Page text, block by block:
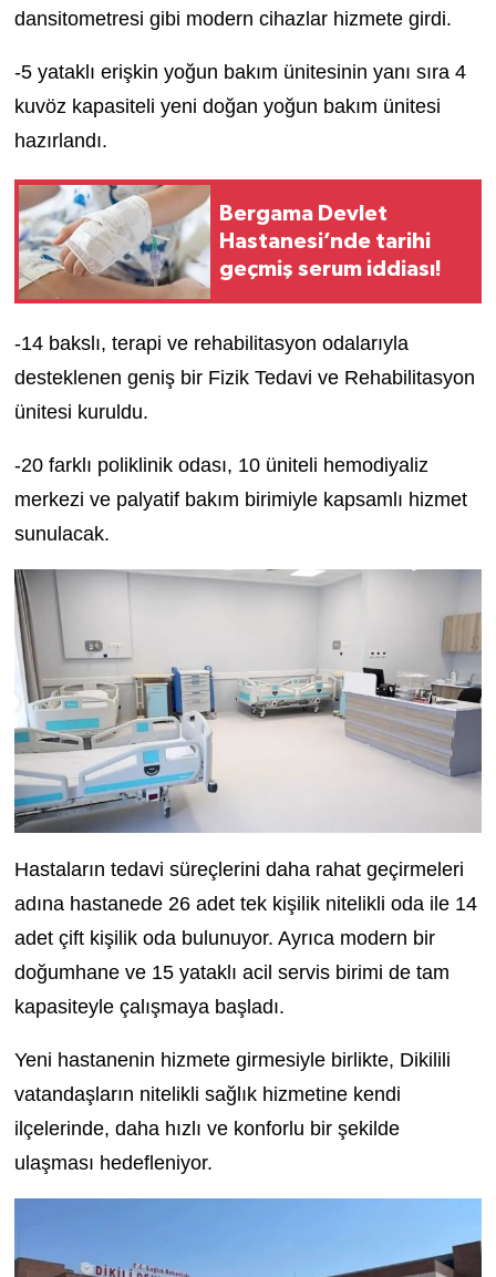
dansitometresi gibi modern cihazlar hizmete girdi.
-5 yataklı erişkin yoğun bakım ünitesinin yanı sıra 4
kuvöz kapasiteli yeni doğan yoğun bakım ünitesi
hazırlandı.
Bergama Devlet
Hastanesi’nde tarihi
geçmiş serum iddiası!
-14 bakslı, terapi ve rehabilitasyon odalarıyla
desteklenen geniş bir Fizik Tedavi ve Rehabilitasyon
ünitesi kuruldu.
-20 farklı poliklinik odası, 10 üniteli hemodiyaliz
merkezi ve palyatif bakım birimiyle kapsamlı hizmet
sunulacak.
Hastaların tedavi süreçlerini daha rahat geçirmeleri
adına hastanede 26 adet tek kişilik nitelikli oda ile 14
adet çift kişilik oda bulunuyor. Ayrıca modern bir
doğumhane ve 15 yataklı acil servis birimi de tam
kapasiteyle çalışmaya başladı.
Yeni hastanenin hizmete girmesiyle birlikte, Dikilili
vatandaşların nitelikli sağlık hizmetine kendi
ilçelerinde, daha hızlı ve konforlu bir şekilde
ulaşması hedefleniyor.